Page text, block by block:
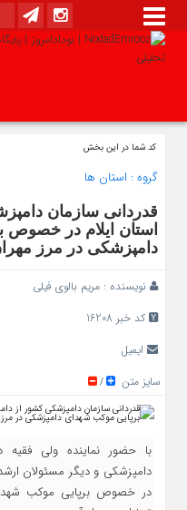
کد شما در این بخش
گروه : استان ها
قدردانی سازمان
استان ایلام در
دامپزشکی در مرز
نویسنده : مریم بالوی فیلی
کد خبر 16208
ایمیل
سایز متن
/
با حضور نماینده ولی فقیه
دامپزشکی و دیگر مسئولان
در خصوص برپایی موکب